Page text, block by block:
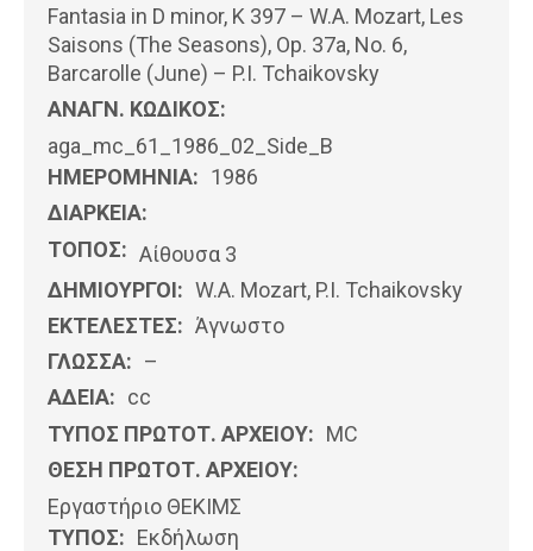
Fantasia in D minor, K 397 – W.A. Mozart, Les
Saisons (The Seasons), Op. 37a, No. 6,
Barcarolle (June) – P.I. Tchaikovsky
ΑΝΑΓΝ. ΚΩΔΙΚΟΣ:
aga_mc_61_1986_02_Side_B
ΗΜΕΡΟΜΗΝΊΑ: 1986
ΔΙΑΡΚΕΙΑ:
ΤΟΠΟΣ: Αίθουσα 3
ΔΗΜΙΟΥΡΓΟΙ: W.A. Mozart, P.I. Tchaikovsky
ΕΚΤΕΛΕΣΤΕΣ: Άγνωστο
ΓΛΩΣΣΑ: –
ΑΔΕΙΑ: cc
ΤΥΠΟΣ ΠΡΩΤΟΤ. ΑΡΧΕΙΟΥ: MC
ΘΕΣΗ ΠΡΩΤΟΤ. ΑΡΧΕΙΟΥ:
Εργαστήριο ΘΕΚΙΜΣ
ΤΥΠΟΣ: Εκδήλωση